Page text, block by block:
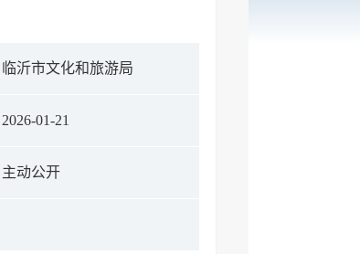
临沂市文化和旅游局
2026-01-21
主动公开